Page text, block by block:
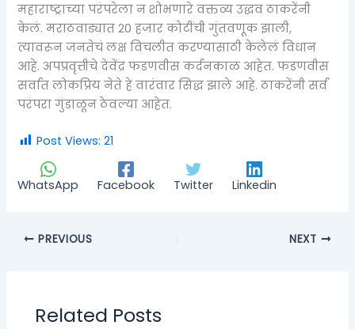
महाराष्ट्राच्या परंपरेला न शोभणारे वक्तव्य उद्धव ठाकरेंनी
केलं. मराठवाड्यात 20 हजार कोटींची गुंतवणूक झाली,
त्यावरून जनतेचं लक्ष विचलीत करण्यासाठी केलेलं विधान
आहे. अपप्रवृत्तीचे देवेंद्र फडणवीस कर्दनकाळ आहेत. फडणवीस
सर्वात लोकप्रिय नेते हे वारंवार सिद्ध झाले आहे. ठाकरेंनी सर्व
परंपरा गुंडाळून ठेवल्या आहेत.
Post Views: 21
WhatsApp Facebook Twitter Linkedin
PREVIOUS NEXT
Related Posts